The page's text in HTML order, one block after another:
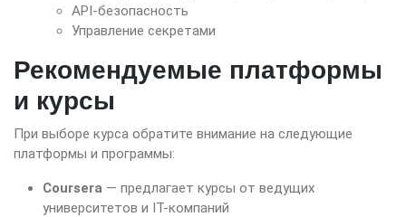
API-безопасность
Управление секретами
Рекомендуемые платформы
и курсы
При выборе курса обратите внимание на следующие
платформы и программы:
Coursera — предлагает курсы от ведущих
университетов и IT-компаний